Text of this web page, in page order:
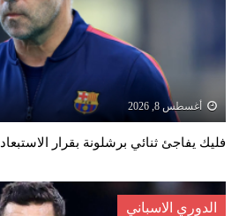
أغسطس 8, 2026
فليك يفاجئ ثنائي برشلونة بقرار الاستبعاد
الدوري الاسباني